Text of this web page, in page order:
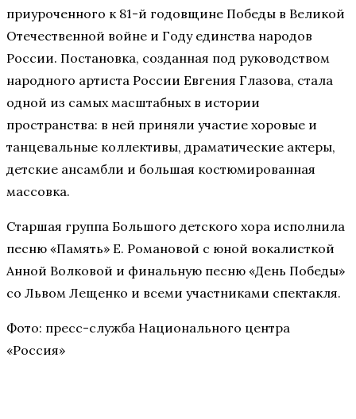
приуроченного к 81-й годовщине Победы в Великой
Отечественной войне и Году единства народов
России. Постановка, созданная под руководством
народного артиста России Евгения Глазова, стала
одной из самых масштабных в истории
пространства: в ней приняли участие хоровые и
танцевальные коллективы, драматические актеры,
детские ансамбли и большая костюмированная
массовка.
Старшая группа Большого детского хора исполнила
песню «Память» Е. Романовой с юной вокалисткой
Анной Волковой и финальную песню «День Победы»
со Львом Лещенко и всеми участниками спектакля.
Фото: пресс-служба Национального центра
«Россия»